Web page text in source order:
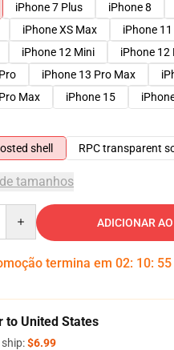
iPhone 7 Plus iPhone 8
iPhone XS Max iPhone 11
iPhone 12 Mini iPhone 12
iPhone 13 Pro Max
Max
iPhone 15
shell
RPC transparent
tamanhos
ADICIONAR
termina em 02: 10: 54
to United States
$6.99